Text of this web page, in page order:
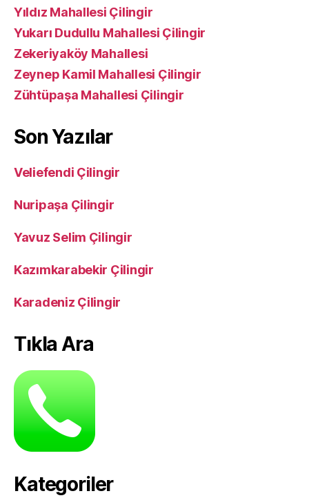
Yıldız Mahallesi Çilingir
Yukarı Dudullu Mahallesi Çilingir
Zekeriyaköy Mahallesi
Zeynep Kamil Mahallesi Çilingir
Zühtüpaşa Mahallesi Çilingir
Son Yazılar
Veliefendi Çilingir
Nuripaşa Çilingir
Yavuz Selim Çilingir
Kazımkarabekir Çilingir
Karadeniz Çilingir
Tıkla Ara
Kategoriler